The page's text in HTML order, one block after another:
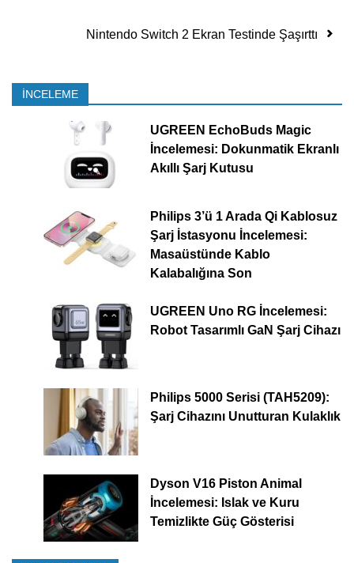
Nintendo Switch 2 Ekran Testinde Şaşırttı
İNCELEME
UGREEN EchoBuds Magic
İncelemesi: Dokunmatik Ekranlı
Akıllı Şarj Kutusu
Philips 3’ü 1 Arada Qi Kablosuz
Şarj İstasyonu İncelemesi:
Masaüstünde Kablo
Kalabalığına Son
UGREEN Uno RG İncelemesi:
Robot Tasarımlı GaN Şarj Cihazı
Philips 5000 Serisi (TAH5209):
Şarj Cihazını Unutturan Kulaklık
Dyson V16 Piston Animal
İncelemesi: Islak ve Kuru
Temizlikte Güç Gösterisi